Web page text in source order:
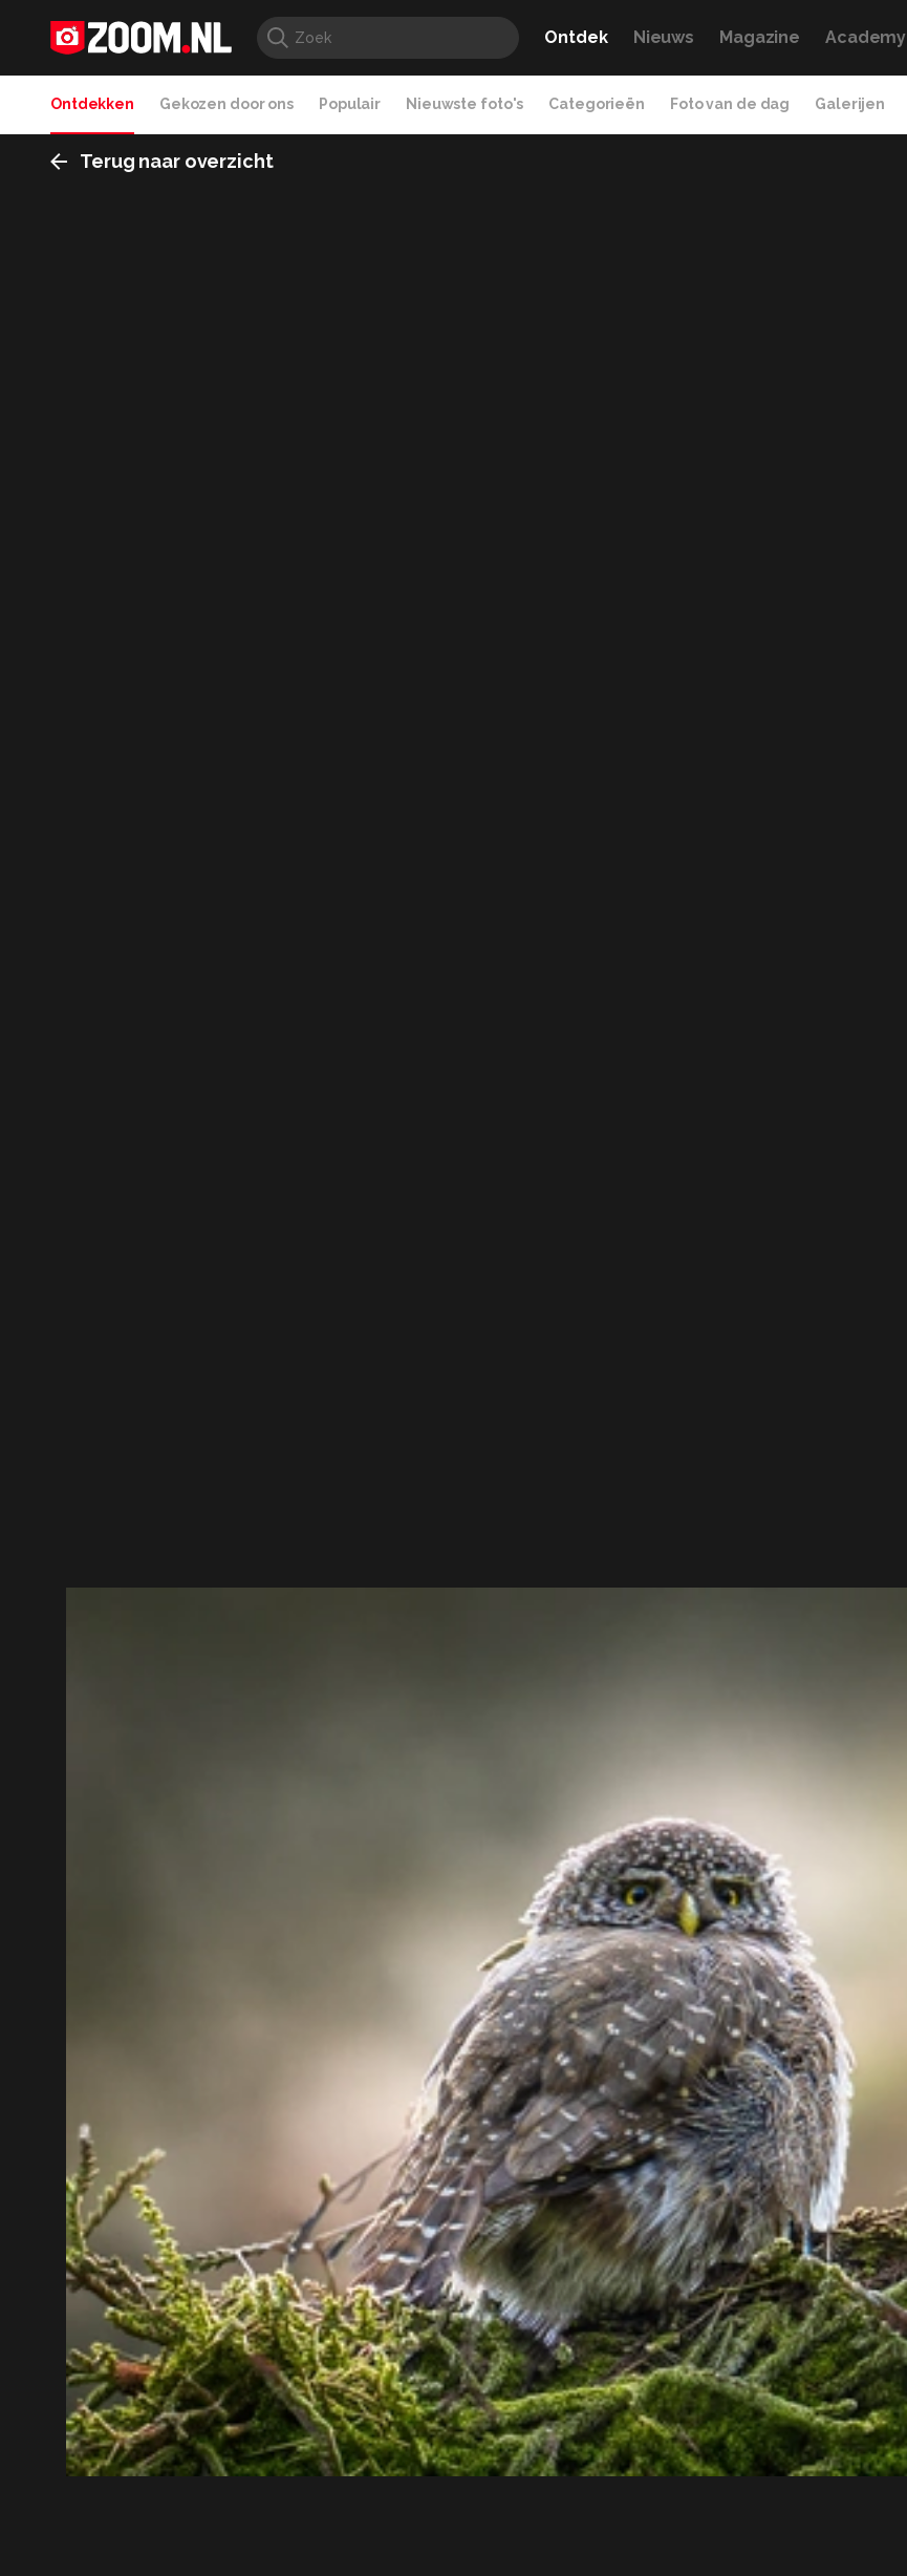
Ontdek Nieuws Magazine Academy
Ontdekken Gekozen door ons Populair Nieuwste foto's Categorieën Foto van de dag Galerijen
Terug naar overzicht